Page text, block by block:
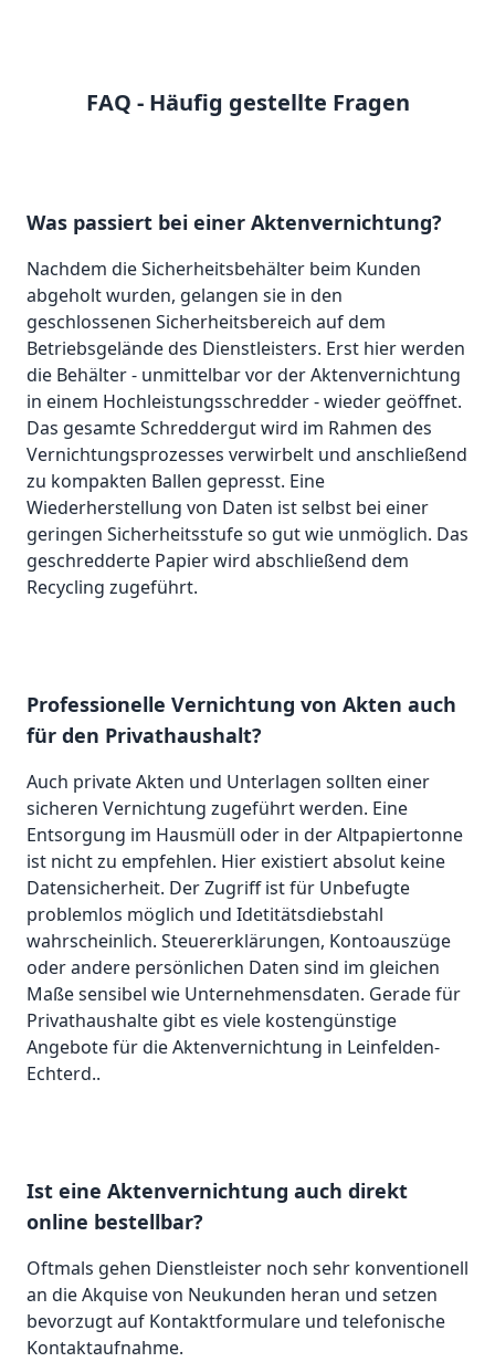
FAQ - Häufig gestellte Fragen
Was passiert bei einer Aktenvernichtung?
Nachdem die Sicherheitsbehälter beim Kunden
abgeholt wurden, gelangen sie in den
geschlossenen Sicherheitsbereich auf dem
Betriebsgelände des Dienstleisters. Erst hier werden
die Behälter - unmittelbar vor der Aktenvernichtung
in einem Hochleistungsschredder - wieder geöffnet.
Das gesamte Schreddergut wird im Rahmen des
Vernichtungsprozesses verwirbelt und anschließend
zu kompakten Ballen gepresst. Eine
Wiederherstellung von Daten ist selbst bei einer
geringen Sicherheitsstufe so gut wie unmöglich. Das
geschredderte Papier wird abschließend dem
Recycling zugeführt.
Professionelle Vernichtung von Akten auch
für den Privathaushalt?
Auch private Akten und Unterlagen sollten einer
sicheren Vernichtung zugeführt werden. Eine
Entsorgung im Hausmüll oder in der Altpapiertonne
ist nicht zu empfehlen. Hier existiert absolut keine
Datensicherheit. Der Zugriff ist für Unbefugte
problemlos möglich und Idetitätsdiebstahl
wahrscheinlich. Steuererklärungen, Kontoauszüge
oder andere persönlichen Daten sind im gleichen
Maße sensibel wie Unternehmensdaten. Gerade für
Privathaushalte gibt es viele kostengünstige
Angebote für die Aktenvernichtung in Leinfelden-
Echterd..
Ist eine Aktenvernichtung auch direkt
online bestellbar?
Oftmals gehen Dienstleister noch sehr konventionell
an die Akquise von Neukunden heran und setzen
bevorzugt auf Kontaktformulare und telefonische
Kontaktaufnahme.